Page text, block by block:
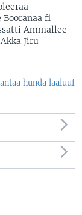
Booranaa fi
Ammallee
Jiru
hunda laaluuf